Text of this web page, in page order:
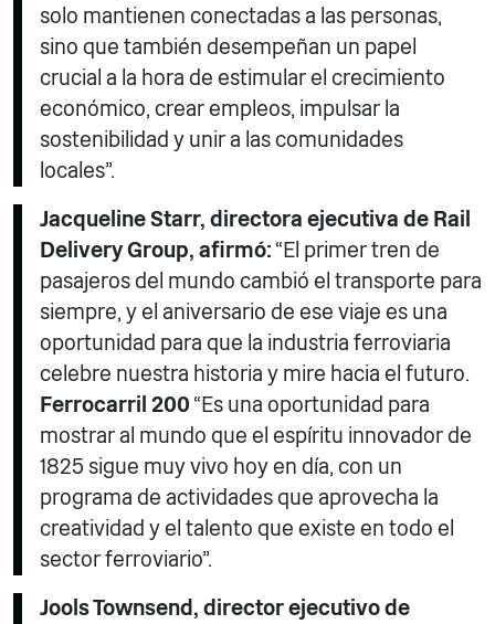
solo mantienen conectadas a las personas,
sino que también desempeñan un papel
crucial a la hora de estimular el crecimiento
económico, crear empleos, impulsar la
sostenibilidad y unir a las comunidades
locales”.
Jacqueline Starr, directora ejecutiva de Rail
Delivery Group, afirmó: “El primer tren de
pasajeros del mundo cambió el transporte para
siempre, y el aniversario de ese viaje es una
oportunidad para que la industria ferroviaria
celebre nuestra historia y mire hacia el futuro.
Ferrocarril 200 “Es una oportunidad para
mostrar al mundo que el espíritu innovador de
1825 sigue muy vivo hoy en día, con un
programa de actividades que aprovecha la
creatividad y el talento que existe en todo el
sector ferroviario”.
Jools Townsend, director ejecutivo de